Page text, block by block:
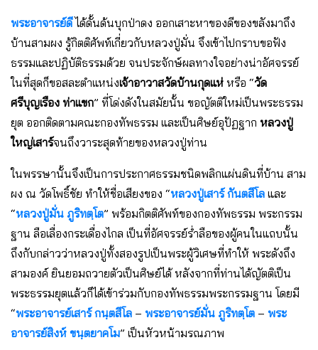
พระอาจารย์ดีได้ดั้นด้นบุกป่าดง ออกเสาะหาของดีของขลังมาถึง
บ้านสามผง รู้กิตติศัพท์เกี่ยวกับหลวงปู่มั่น จึงเข้าไปกราบขอฟัง
ธรรมและปฏิบัติธรรมด้วย จนประจักษ์ผลทางใจอย่างน่าอัศจรรย์
ในที่สุดก็ขอสละตําแหน่งเจ้าอาวาสวัดบ้านกุดแห่ หรือ “วัด
ศรีบุญเรือง ท่าแขก” ที่โด่งดังในสมัยนั้น ขอญัตติใหม่เป็นพระธรรม
ยุต ออกติดตามคณะกองทัพธรรม และเป็นศิษย์อุปัฏฐาก หลวงปู่
ใหญ่เสาร์จนถึงวาระสุดท้ายของหลวงปู่ท่าน
ในพรรษานั้นจึงเป็นการประกาศธรรมชนิดพลิกแผ่นดินที่บ้าน สาม
ผง ณ วัดโพธิ์ชัย ทําให้ชื่อเสียงของ “หลวงปู่เสาร์ กันตสีโล และ
“หลวงปู่มั่น ภูริทตฺโต” พร้อมกิตติศัพท์ของกองทัพธรรม พระกรรม
ฐาน ลือเลื่องกระเดื่องไกล เป็นที่อัศจรรย์ร่ําลือของผู้คนในแถบนั้น
ถึงกับกล่าวว่าหลวงปู่ทั้งสองรูปเป็นพระผู้วิเศษที่ทําให้ พระดังถึง
สามองค์ ยินยอมถวายตัวเป็นศิษย์ได้ หลังจากที่ท่านได้ญัตติเป็น
พระธรรมยุตแล้วก็ได้เข้าร่วมกับกองทัพธรรมพระกรรมฐาน โดยมี
“พระอาจารย์เสาร์ กนฺตสีโล – พระอาจารย์มั่น ภูริทตฺโต – พระ
อาจารย์สิงห์ ขนฺตยาคโม” เป็นหัวหน้ามรณภาพ